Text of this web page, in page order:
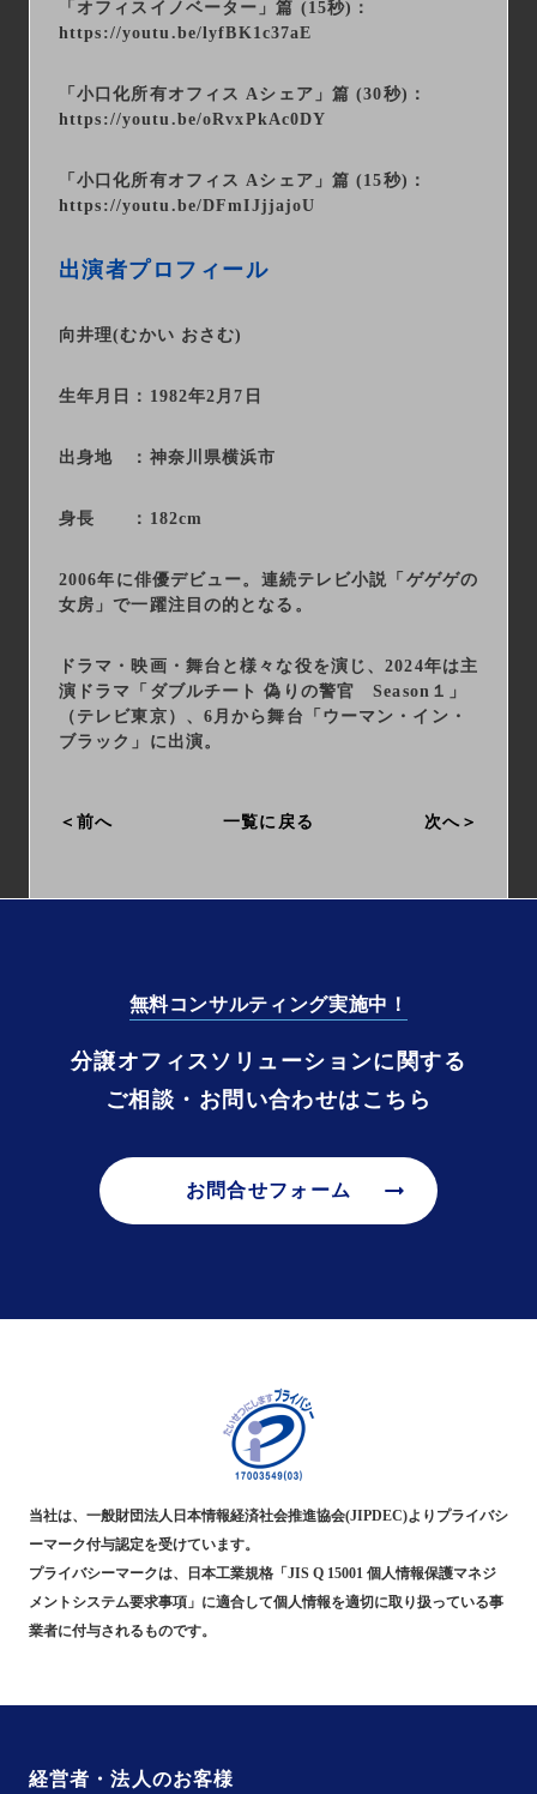
「オフィスイノベーター」篇 (15秒)：
https://youtu.be/lyfBK1c37aE
「小口化所有オフィス Aシェア」篇 (30秒)：
https://youtu.be/oRvxPkAc0DY
「小口化所有オフィス Aシェア」篇 (15秒)：
https://youtu.be/DFmIJjjajoU
出演者プロフィール
向井理(むかい おさむ)
生年月日：1982年2月7日
出身地 ：神奈川県横浜市
身長 ：182cm
2006年に俳優デビュー。連続テレビ小説「ゲゲゲの
女房」で一躍注目の的となる。
ドラマ・映画・舞台と様々な役を演じ、2024年は主
演ドラマ「ダブルチート 偽りの警官 Season１」
（テレビ東京）、6月から舞台「ウーマン・イン・
ブラック」に出演。
前へ 一覧に戻る 次へ
無料コンサルティング実施中！
分譲オフィスソリューションに関する
ご相談・お問い合わせはこちら
お問合せフォーム arrow_right_alt
当社は、一般財団法人日本情報経済社会推進協会(JIPDEC)よりプライバシ
ーマーク付与認定を受けています。
プライバシーマークは、日本工業規格「JIS Q 15001 個人情報保護マネジ
メントシステム要求事項」に適合して個人情報を適切に取り扱っている事
業者に付与されるものです。
経営者・法人のお客様